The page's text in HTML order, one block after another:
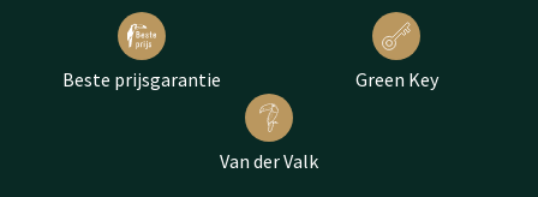
Beste prijsgarantie Green Key
Van der Valk